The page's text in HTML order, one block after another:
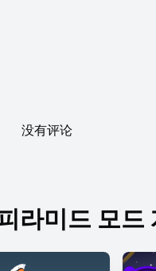
没有评论
라미드 모드